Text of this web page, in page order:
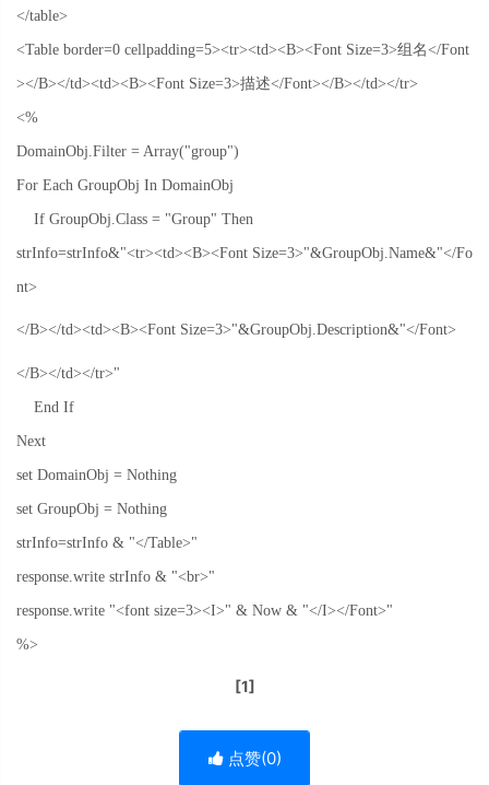
</table>
<Table border=0 cellpadding=5><tr><td><B><Font Size=3>组名</Font
></B></td><td><B><Font Size=3>描述</Font></B></td></tr>
<%
DomainObj.Filter = Array("group")
For Each GroupObj In DomainObj
If GroupObj.Class = "Group" Then
strInfo=strInfo&"<tr><td><B><Font Size=3>"&GroupObj.Name&"</Fo
nt>
</B></td><td><B><Font Size=3>"&GroupObj.Description&"</Font>
</B></td></tr>"
End If
Next
set DomainObj = Nothing
set GroupObj = Nothing
strInfo=strInfo & "</Table>"
response.write strInfo & "<br>"
response.write "<font size=3><I>" & Now & "</I></Font>"
%>
[1]
点赞(0)